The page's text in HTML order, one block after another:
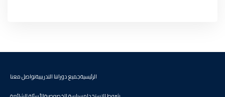
الرئيسيةجميع دوراتنا التدريبيةتواصل معنا